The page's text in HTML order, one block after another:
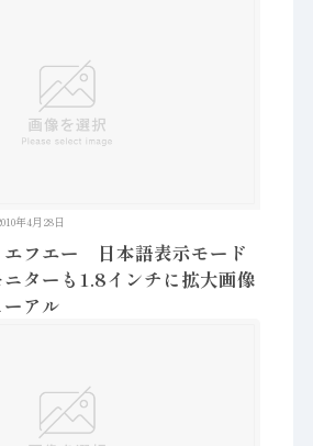
年4月28日
エフエー 日本語表示モード
ターも1.8インチに拡大画像
アル